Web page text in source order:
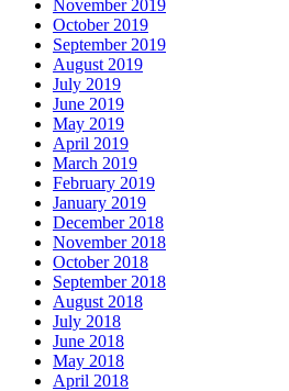
November 2019
October 2019
September 2019
August 2019
July 2019
June 2019
May 2019
April 2019
March 2019
February 2019
January 2019
December 2018
November 2018
October 2018
September 2018
August 2018
July 2018
June 2018
May 2018
April 2018